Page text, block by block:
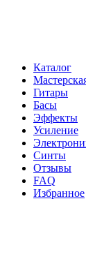
Каталог
Гитары
Басы
Эффекты
Усиление
Синты
Отзывы
FAQ
Избранное